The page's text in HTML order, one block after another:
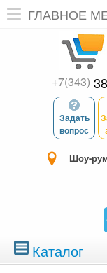
ГЛАВНОЕ
+7(343)
Задать
вопрос
Шоу-
Каталог